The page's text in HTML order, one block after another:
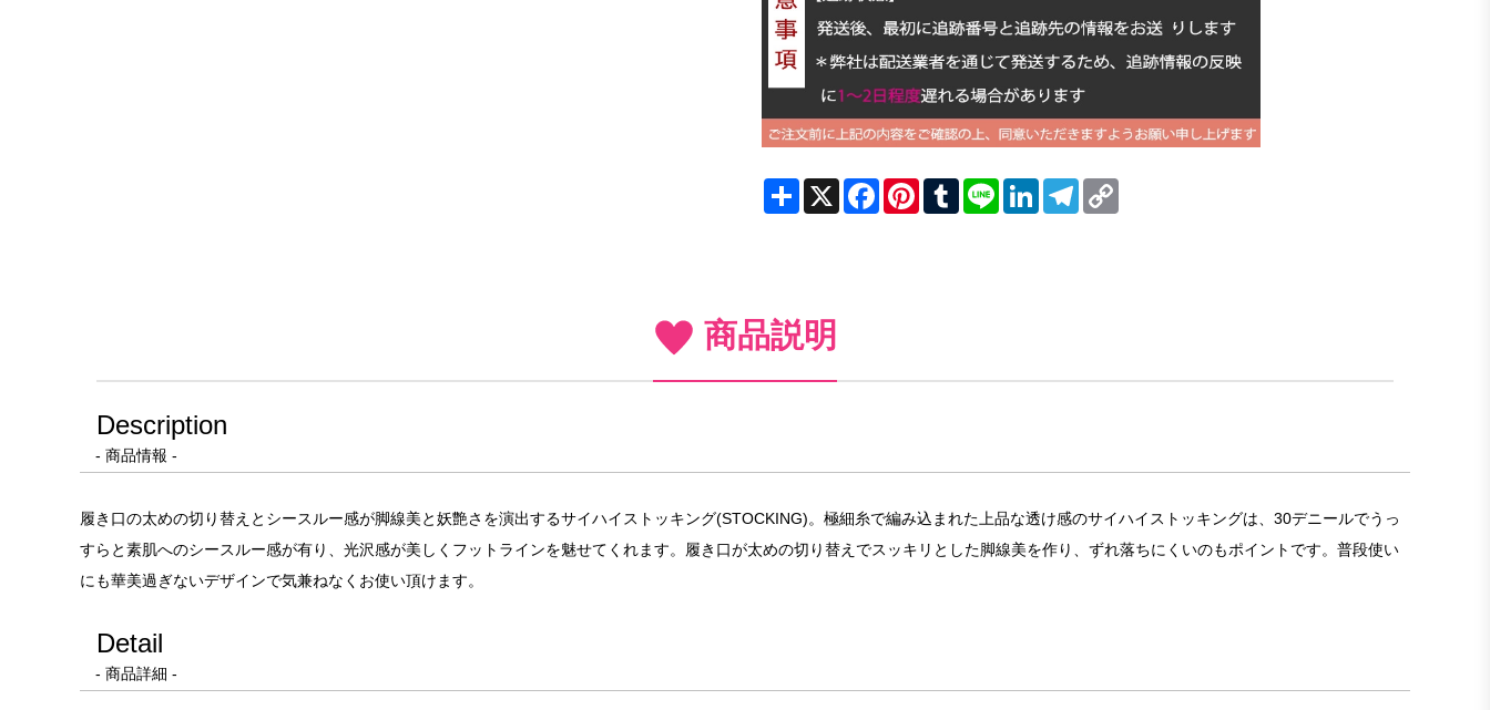
ShareX FacebookPinterestTumblrLine LinkedInTelegram
商品説明
Description
- 商品情報 -
履き口の太めの切り替えとシースルー感が脚線美と妖艶さを演出するサイハイストッキング(STOCKING)。極細糸で編み込まれた上品な透け感のサイハイストッキングは、30デニールでうっ
すらと素肌へのシースルー感が有り、光沢感が美しくフットラインを魅せてくれます。履き口が太めの切り替えでスッキリとした脚線美を作り、ずれ落ちにくいのもポイントです。普段使い
にも華美過ぎないデザインで気兼ねなくお使い頂けます。
Detail
- 商品詳細 -